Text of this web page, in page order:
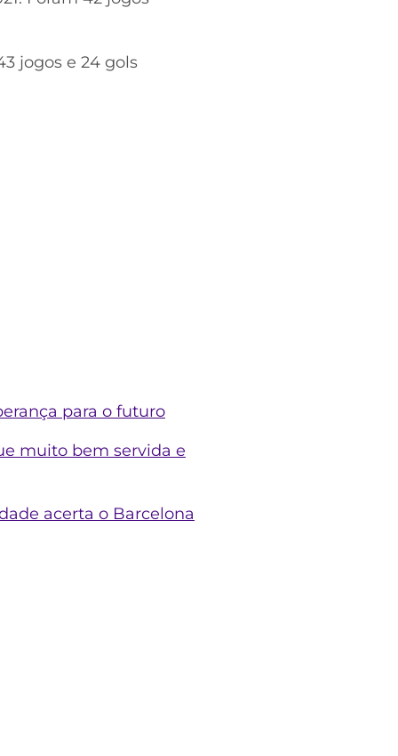
jogos e 24 gols
para o futuro
muito bem servida e
acerta o Barcelona